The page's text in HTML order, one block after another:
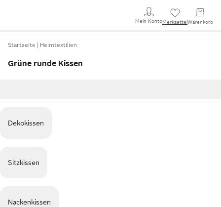
Mein KontoMerkzettel Warenkorb
Startseite Heimtextilien
Grüne runde Kissen
Dekokissen
Sitzkissen
Nackenkissen